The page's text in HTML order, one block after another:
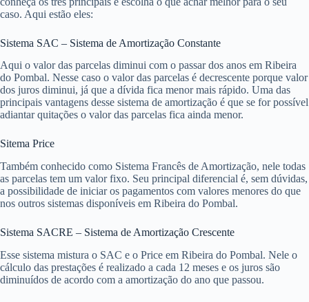
caso. Aqui estão eles:
Sistema SAC – Sistema de Amortização Constante
Aqui o valor das parcelas diminui com o passar dos anos em Ribeira
do Pombal. Nesse caso o valor das parcelas é decrescente porque valor
dos juros diminui, já que a dívida fica menor mais rápido. Uma das
principais vantagens desse sistema de amortização é que se for possível
adiantar quitações o valor das parcelas fica ainda menor.
Sitema Price
Também conhecido como Sistema Francês de Amortização, nele todas
as parcelas tem um valor fixo. Seu principal diferencial é, sem dúvidas,
a possibilidade de iniciar os pagamentos com valores menores do que
nos outros sistemas disponíveis em Ribeira do Pombal.
Sistema SACRE – Sistema de Amortização Crescente
Esse sistema mistura o SAC e o Price em Ribeira do Pombal. Nele o
cálculo das prestações é realizado a cada 12 meses e os juros são
diminuídos de acordo com a amortização do ano que passou.